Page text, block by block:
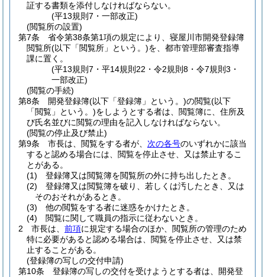
証する書類を添付しなければならない。
(平13規則7・一部改正)
(閲覧所の設置)
第7条
省令第38条第1項の規定により、寝屋川市開発登録簿
閲覧所(以下「閲覧所」という。)を、都市管理部審査指導
課に置く。
(平13規則7・平14規則22・令2規則8・令7規則3・
一部改正)
(閲覧の手続)
第8条
開発登録簿(以下「登録簿」という。)の閲覧(以下
「閲覧」という。)をしようとする者は、閲覧簿に、住所及
び氏名並びに閲覧の理由を記入しなければならない。
(閲覧の停止及び禁止)
第9条
市長は、閲覧をする者が、 次の各号のいずれかに該当
すると認める場合には、閲覧を停止させ、又は禁止するこ
とがある。
(1)
登録簿又は閲覧簿を閲覧所の外に持ち出したとき。
(2)
登録簿又は閲覧簿を破り、若しくは汚したとき、又は
そのおそれがあるとき。
(3)
他の閲覧をする者に迷惑をかけたとき。
(4)
閲覧に関して職員の指示に従わないとき。
2
市長は、 前項に規定する場合のほか、閲覧所の管理のため
特に必要があると認める場合は、閲覧を停止させ、又は禁
止することがある。
(登録簿の写しの交付申請)
第10条
登録簿の写しの交付を受けようとする者は、開発登